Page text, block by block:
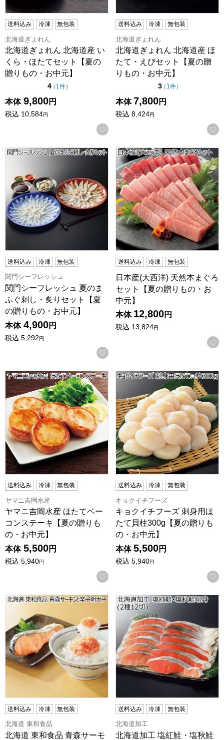
送料込み 冷凍 無包装
北海道ぎょれん
北海道ぎょれん 北海道産 い
くら・ほたてセット【夏の
贈りもの・お中元】
4点（5点満点中）
（ 1件の評価
）
本体 9,800円
税込 10,584円
お気に入りに登録する
送料込み 冷凍 無包装
北海道ぎょれん
北海道ぎょれん 北海道産 ほ
たて・えびセット【夏の贈
りもの・お中元】
3点（5点満点中）
（ 1件の評価
）
本体 7,800円
税込 8,424円
関門シーフレッシュ 夏のまふぐ刺し・炙りセット【夏の贈
送料込み 冷凍 無包装
関門シーフレッシュ
関門シーフレッシュ 夏のま
ふぐ刺し・炙りセット【夏
の贈りもの・お中元】
本体 4,900円
税込 5,292円
お気に入りに登録する
日本産(大西洋) 天然本まぐろ
送料込み 冷凍 無包装
日本産(大西洋) 天然本まぐろ
セット【夏の贈りもの・お
中元】
本体 12,800円
税込 13,824円
ヤマニ吉岡水産 ほたてベーコンステーキ【夏の贈りもの・
送料込み 冷凍 無包装
ヤマニ吉岡水産
ヤマニ吉岡水産 ほたてベー
コンステーキ【夏の贈りも
の・お中元】
本体 5,500円
税込 5,940円
お気に入りに登録する
キョクイチフーズ 刺身用ほ
送料込み 冷凍 無包装
キョクイチフーズ
キョクイチフーズ 刺身用ほ
たて貝柱300g【夏の贈りも
の・お中元】
本体 5,500円
税込 5,940円
北海道 東和食品 青森サーモンと辛子明太子【夏の贈りもの
送料込み 冷凍 無包装
北海道 東和食品
北海道 東和食品 青森サーモ
北海道加工 塩紅鮭・塩秋鮭
送料込み 冷凍 無包装
北海道加工
北海道加工 塩紅鮭・塩秋鮭